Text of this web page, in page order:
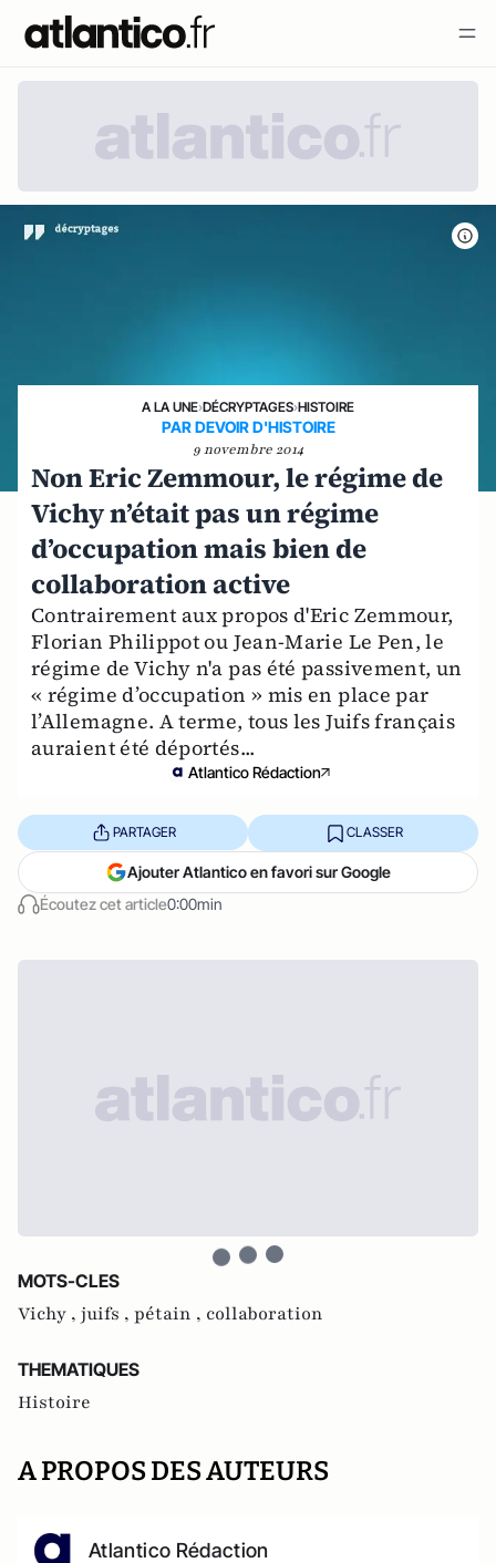
A LA UNE›DÉCRYPTAGES›HISTOIRE
PAR DEVOIR D'HISTOIRE
9 novembre 2014
Non Eric Zemmour, le régime de
Vichy n’était pas un régime
d’occupation mais bien de
collaboration active
Contrairement aux propos d'Eric Zemmour,
Florian Philippot ou Jean-Marie Le Pen, le
régime de Vichy n'a pas été passivement, un
« régime d’occupation » mis en place par
l’Allemagne. A terme, tous les Juifs français
auraient été déportés...
Atlantico Rédaction
Écoutez cet article0:00min
PARTAGER CLASSER
Ajouter Atlantico en favori sur Google
MOTS-CLES
Vichy , juifs , pétain , collaboration
THEMATIQUES
Histoire
A PROPOS DES AUTEURS
Atlantico Rédaction